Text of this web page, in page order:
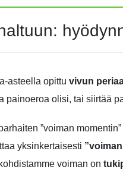
asteella opittu vivun
painoeroa olisi, tai siirtää
”voiman
yksinkertaisesti
voiman on